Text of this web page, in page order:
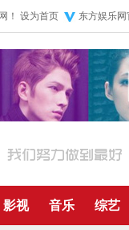
！ 设为首页 东方娱乐
影视 音乐 综艺